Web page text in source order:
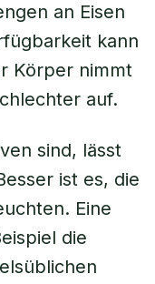
an Eisen
kann
Körper nimmt
auf.
sind, lässt
ist es, die
Eine
die